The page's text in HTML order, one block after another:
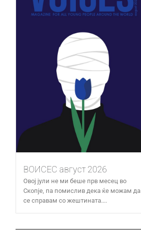
ВОИСЕС август 2026
Овој јули не ми беше прв месец во
Скопје, па помислив дека ќе можам да
се справам со жештината....